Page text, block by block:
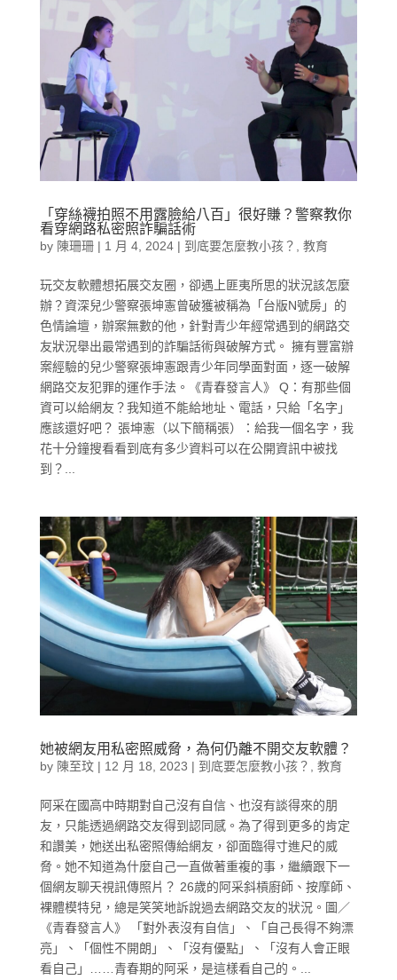
「穿絲襪拍照不用露臉給八百」很好賺？警察教你
看穿網路私密照詐騙話術
by 陳珊珊| 1 月 4, 2024| 到底要怎麼教小孩？ , 教育
玩交友軟體想拓展交友圈，卻遇上匪夷所思的狀況該怎麼
辦？資深兒少警察張坤憲曾破獲被稱為「台版N號房」的
色情論壇，辦案無數的他，針對青少年經常遇到的網路交
友狀況舉出最常遇到的詐騙話術與破解方式。 擁有豐富辦
案經驗的兒少警察張坤憲跟青少年同學面對面，逐一破解
網路交友犯罪的運作手法。《青春發言人》 Q：有那些個
資可以給網友？我知道不能給地址、電話，只給「名字」
應該還好吧？ 張坤憲（以下簡稱張）：給我一個名字，我
花十分鐘搜看看到底有多少資料可以在公開資訊中被找
到？...
她被網友用私密照威脅，為何仍離不開交友軟體？
by 陳至玟| 12 月 18, 2023 | 到底要怎麼教小孩？ 教育
阿采在國高中時期對自己沒有自信、也沒有談得來的朋
友，只能透過網路交友得到認同感。為了得到更多的肯定
和讚美，她送出私密照傳給網友，卻面臨得寸進尺的威
脅。她不知道為什麼自己一直做著重複的事，繼續跟下一
個網友聊天視訊傳照片？ 26歲的阿采斜槓廚師、按摩師、
裸體模特兒，總是笑笑地訴說過去網路交友的狀況。圖／
《青春發言人》 「對外表沒有自信」、「自己長得不夠漂
亮」、「個性不開朗」、「沒有優點」、「沒有人會正眼
看自己」……青春期的阿采，是這樣看自己的。...